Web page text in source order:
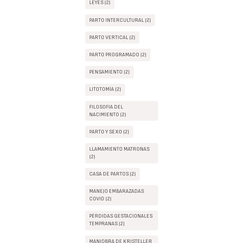
LEYES (2)
PARTO INTERCULTURAL (2)
PARTO VERTICAL (2)
PARTO PROGRAMADO (2)
PENSAMIENTO (2)
LITOTOMÍA (2)
FILOSOFIA DEL
NACIMIENTO (2)
PARTO Y SEXO (2)
LLAMAMIENTO MATRONAS
(2)
CASA DE PARTOS (2)
MANEJO EMBARAZADAS
COVID (2)
PÉRDIDAS GESTACIONALES
TEMPRANAS (2)
MANIOBRA DE KRISTELLER